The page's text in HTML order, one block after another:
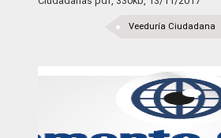
Veeduría Ciudadana